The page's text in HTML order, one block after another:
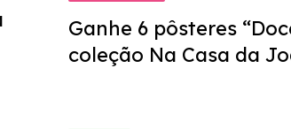
Ganhe 6 pôsteres
coleção Na Casa da